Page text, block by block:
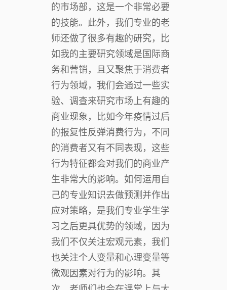
的市场部，这是一个非常必要
的技能。此外，我们专业的老
师还做了很多有趣的研究，比
如我的主要研究领域是国际商
务和营销，且又聚焦于消费者
行为领域，我们会通过一些实
验、调查来研究市场上有趣的
商业现象，比如今年疫情过后
的报复性反弹消费行为，不同
的消费者又有不同表现，这些
行为特征都会对我们的商业产
生非常大的影响。如何运用自
己的专业知识去做预测并作出
应对策略，是我们专业学生学
习之后更具优势的领域，因为
我们不仅关注宏观元素，我们
也关注个人变量和心理变量等
微观因素对行为的影响。其